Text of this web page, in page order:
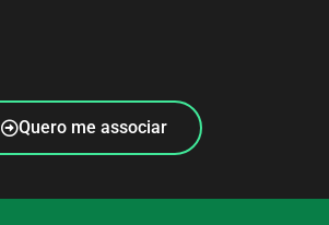
Quero me associar